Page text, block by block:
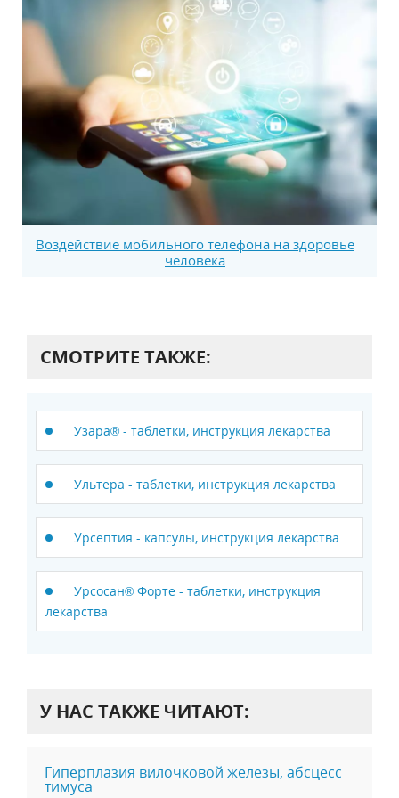
Воздействие мобильного телефона на здоровье
человека
СМОТРИТЕ ТАКЖЕ:
Узара® - таблетки, инструкция лекарства
Ультера - таблетки, инструкция лекарства
Урсептия - капсулы, инструкция лекарства
Урсосан® Форте - таблетки, инструкция
лекарства
У НАС ТАКЖЕ ЧИТАЮТ:
Гиперплазия вилочковой железы, абсцесс
тимуса